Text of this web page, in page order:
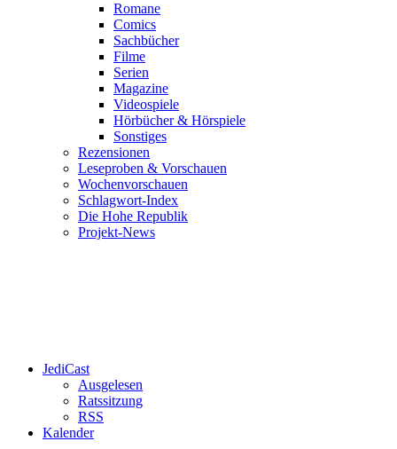
Romane
Comics
Sachbücher
Filme
Serien
Magazine
Videospiele
Hörbücher & Hörspiele
Sonstiges
Rezensionen
Leseproben & Vorschauen
Wochenvorschauen
Schlagwort-Index
Die Hohe Republik
Projekt-News
JediCast
Ausgelesen
Ratssitzung
RSS
Kalender